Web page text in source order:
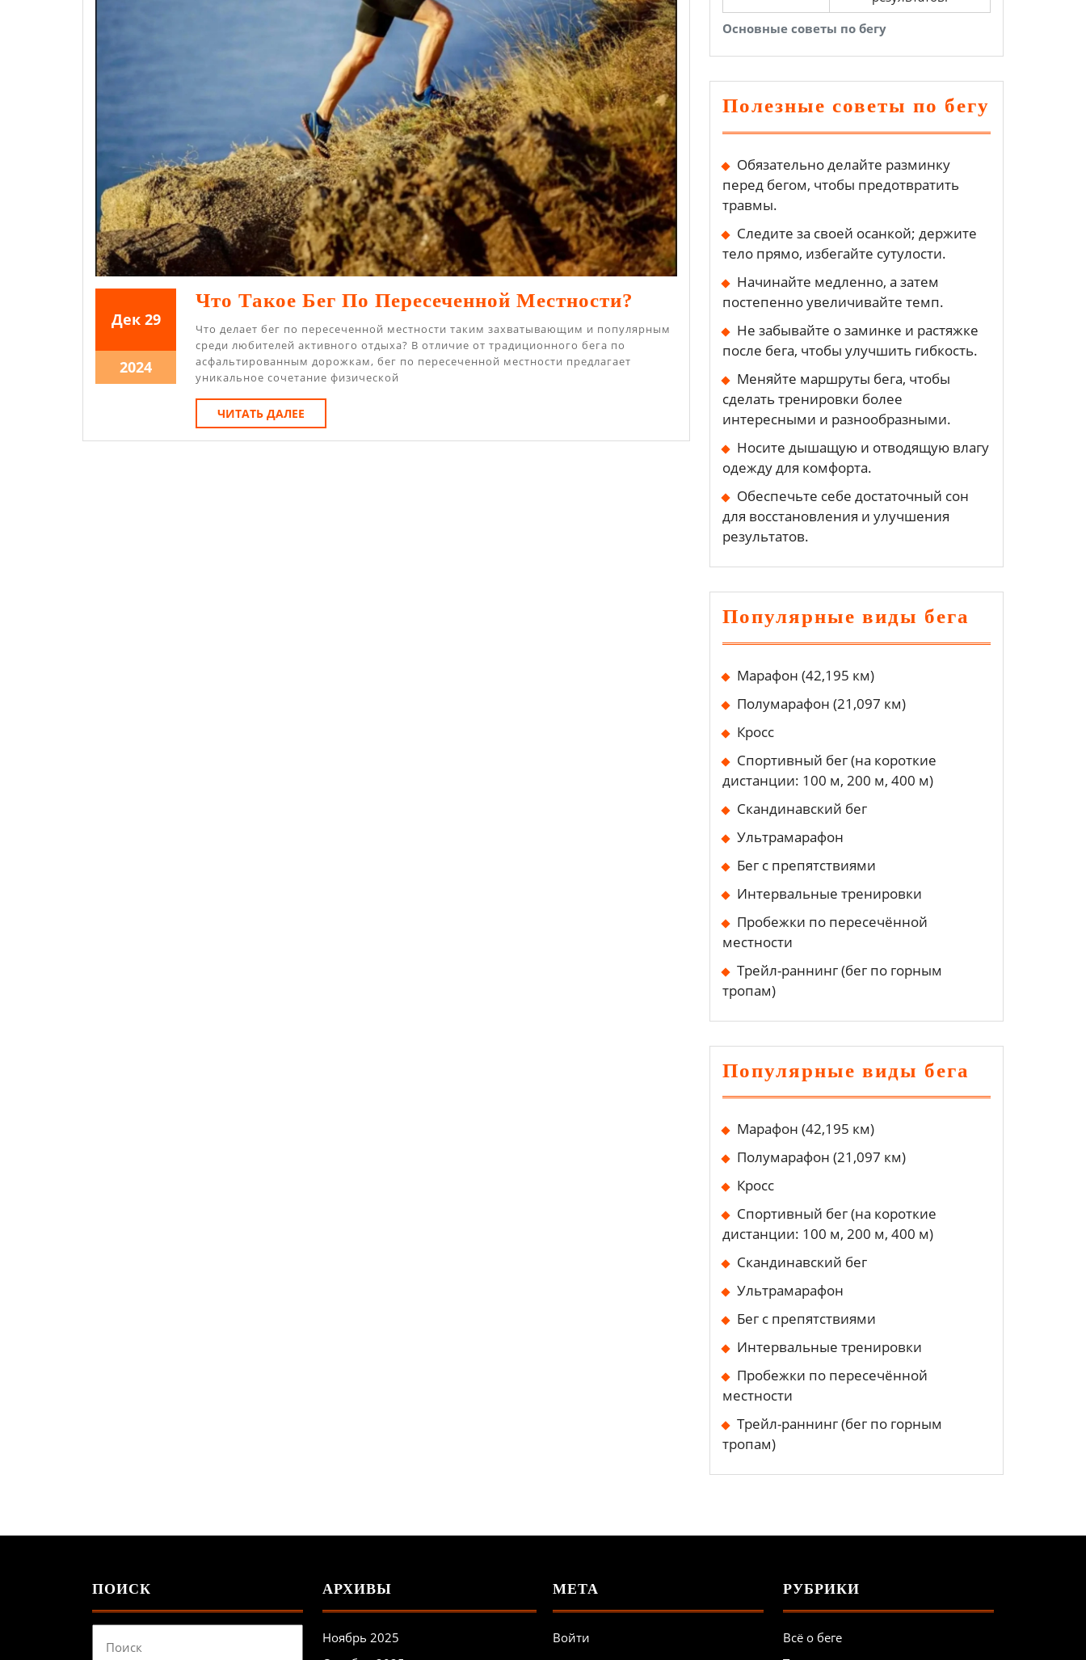
Дек29.12.2024
2929.12.2024
202429.12.2024
Что Такое Бег По Пересеченной Местности?
Такое
Пересеченной
Местности?
Что делает бег по пересеченной местности таким захватывающим и популярным
среди любителей активного отдыха? В отличие от традиционного бега по
асфальтированным дорожкам, бег по пересеченной местности предлагает
уникальное сочетание физической
ЧИТАТЬ ДАЛЕЕ
ДАЛЕЕ
Основные советы по бегу
Полезные советы по бегу
Обязательно делайте разминку
перед бегом, чтобы предотвратить
травмы.
Следите за своей осанкой; держите
тело прямо, избегайте сутулости.
Начинайте медленно, а затем
постепенно увеличивайте темп.
Не забывайте о заминке и растяжке
после бега, чтобы улучшить гибкость.
Меняйте маршруты бега, чтобы
сделать тренировки более
интересными и разнообразными.
Носите дышащую и отводящую влагу
одежду для комфорта.
Обеспечьте себе достаточный сон
для восстановления и улучшения
результатов.
Популярные виды бега
Марафон (42,195 км)
Полумарафон (21,097 км)
Кросс
Спортивный бег (на короткие
дистанции: 100 м, 200 м, 400 м)
Скандинавский бег
Ультрамарафон
Бег с препятствиями
Интервальные тренировки
Пробежки по пересечённой
местности
Трейл-раннинг (бег по горным
тропам)
Популярные виды бега
Марафон (42,195 км)
Полумарафон (21,097 км)
Кросс
Спортивный бег (на короткие
дистанции: 100 м, 200 м, 400 м)
Скандинавский бег
Ультрамарафон
Бег с препятствиями
Интервальные тренировки
Пробежки по пересечённой
местности
Трейл-раннинг (бег по горным
тропам)
ПОИСК АРХИВЫ
Ноябрь 2025
МЕТА
Войти
РУБРИКИ
Всё о беге